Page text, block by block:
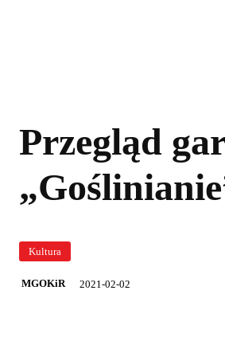
Przegląd
Kultura
MGOKiR 2021-02-02